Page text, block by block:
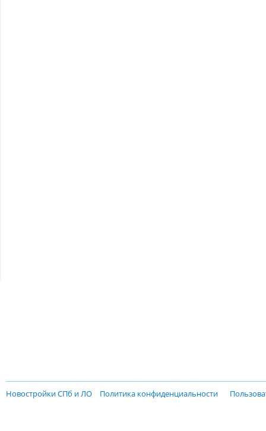
Новостройки СПб и ЛО Политика конфиденциальности